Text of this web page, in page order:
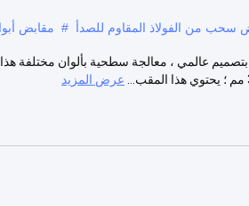
سحب من الفولاذ المقاوم للصدأ # مقابض
عالمي ، معالجة سطحية بألوان مختلفة
عرض المزيد